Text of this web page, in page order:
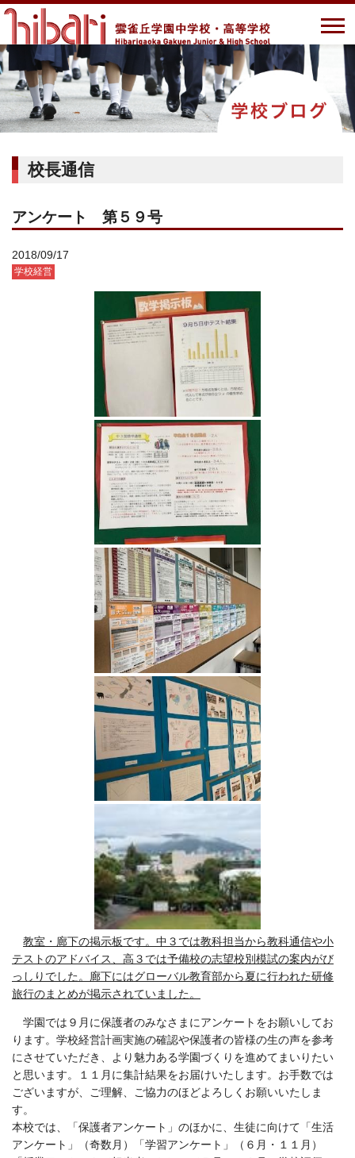
校長通信
アンケート 第５９号
2018/09/17
学校経営
教室・廊下の掲示板です。中３では教科担当から教科通信や小
テストのアドバイス、高３では予備校の志望校別模試の案内がび
っしりでした。廊下にはグローバル教育部から夏に行われた研修
旅行のまとめが掲示されていました。
学園では９月に保護者のみなさまにアンケートをお願いしてお
ります。学校経営計画実施の確認や保護者の皆様の生の声を参考
にさせていただき、より魅力ある学園づくりを進めてまいりたい
と思います。１１月に集計結果をお届けいたします。お手数では
ございますが、ご理解、ご協力のほどよろしくお願いいたしま
す。
本校では、「保護者アンケート」のほかに、生徒に向けて「生活
アンケート」（奇数月）「学習アンケート」（６月・１１月）